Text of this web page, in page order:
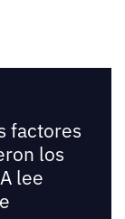
factores
los
lee